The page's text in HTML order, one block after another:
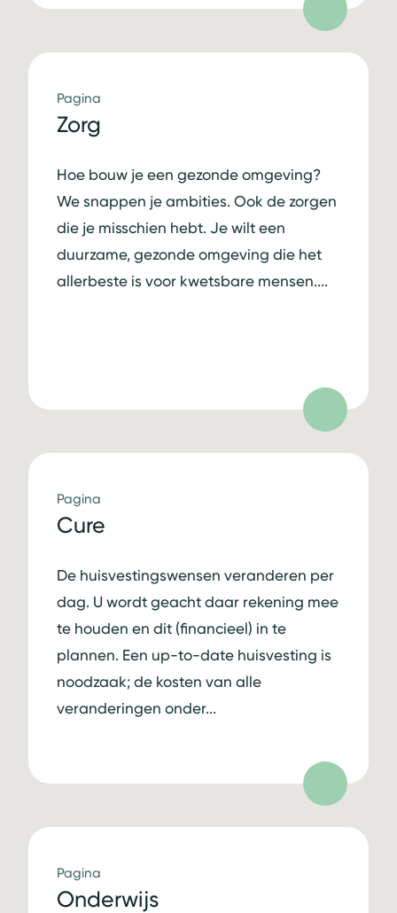
Pagina
Zorg
Hoe bouw je een gezonde omgeving?
We snappen je ambities. Ook de zorgen
die je misschien hebt. Je wilt een
duurzame, gezonde omgeving die het
allerbeste is voor kwetsbare mensen....
Pagina
Cure
De huisvestingswensen veranderen per
dag. U wordt geacht daar rekening mee
te houden en dit (financieel) in te
plannen. Een up-to-date huisvesting is
noodzaak; de kosten van alle
veranderingen onder...
Pagina
Onderwijs